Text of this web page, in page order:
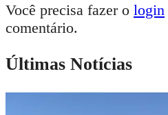
Você precisa fazer o login
comentário.
Últimas Notícias